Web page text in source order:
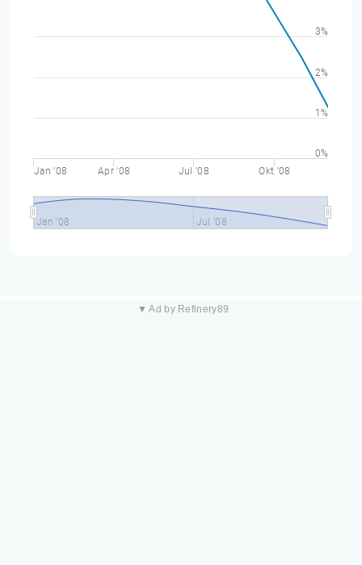
Jan '08 Apr '08 Jul '08 Okt '08
Jan '08 Jul '08
0%
1%
2%
3%
▼ Ad by Refinery89